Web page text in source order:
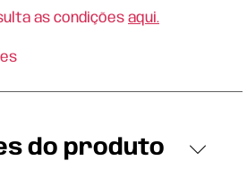
as condições aqui.
do produto